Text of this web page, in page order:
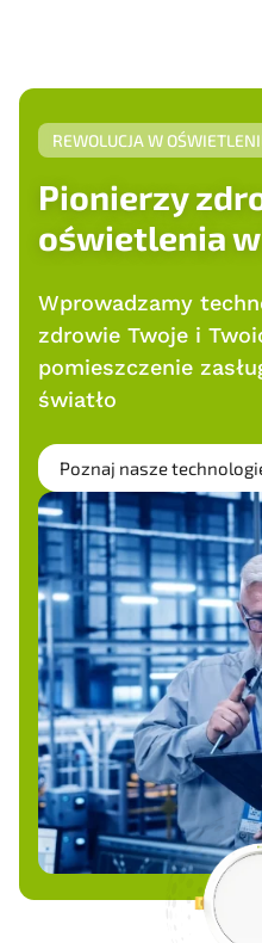
REWOLUCJA W
Pionierzy
oświetlenia
Wprowadzamy
zdrowie Twoje i
pomieszczenie
światło
Poznaj nasze